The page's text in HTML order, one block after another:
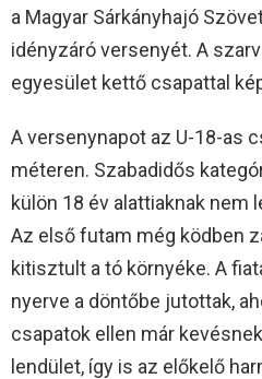
a Magyar Sárkányhajó
idényzáró versenyét. A
egyesület kettő csapattal
A versenynapot az U-18-as
méteren. Szabadidős
külön 18 év alattiaknak nem
Az első futam még ködben
kitisztult a tó környéke. A
nyerve a döntőbe jutottak,
csapatok ellen már
lendület, így is az előkelő